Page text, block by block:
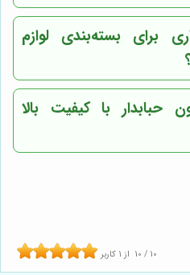
برای بسته‌بندی لوازم
حبابدار با کیفیت بالا
10 / 10 از 1 کاربر